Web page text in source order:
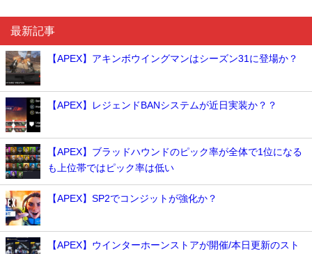
最新記事
【APEX】アキンボウイングマンはシーズン31に登場か？
【APEX】レジェンドBANシステムが近日実装か？？
【APEX】ブラッドハウンドのピック率が全体で1位になる
も上位帯ではピック率は低い
【APEX】SP2でコンジットが強化か？
【APEX】ウインターホーンストアが開催/本日更新のスト